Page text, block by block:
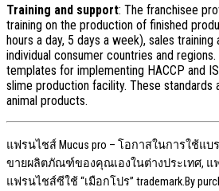
Training and support: The franchisee
training on the production of finished
hours a day, 5 days a week), sales training
individual consumer countries and regions.
templates for implementing HACCP and
slime production facility. These standards
animal products.
แฟรนไชส์ Mucus pro – โอกาสในการใช้แบ
ขายผลิตภัณฑ์ของคุณเองในต่างประเทศ, แ
แฟรนไชส์ซีใช้ “เมือกโปร” trademark.By